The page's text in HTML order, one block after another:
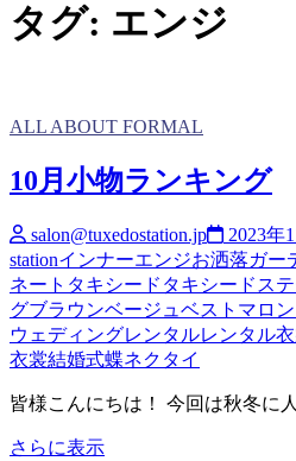
タグ: エンジ
ALL ABOUT FORMAL
10月小物ランキング
salon@tuxedostation.jp 2023年
stationインナーエンジお洒落ガー
ネート タキシード タキシードス
グブラウンベージュ ベスト マロン
ウェディングレンタルレンタル
衣裳結婚式蝶ネクタイ
皆様こんにちは！ 今回は秋冬に
さらに表示10